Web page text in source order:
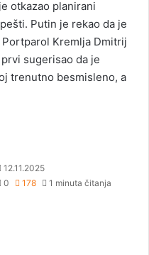
otkazao planirani
Putin je rekao da je
Kremlja Dmitrij
sugerisao da je
trenutno besmisleno, a
12.11.2025
0
178 1 minuta čitanja